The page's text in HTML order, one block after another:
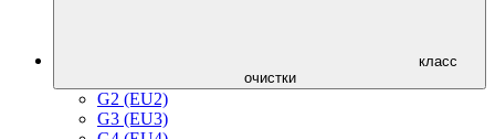
очистки
G2 (EU2)
G3 (EU3)